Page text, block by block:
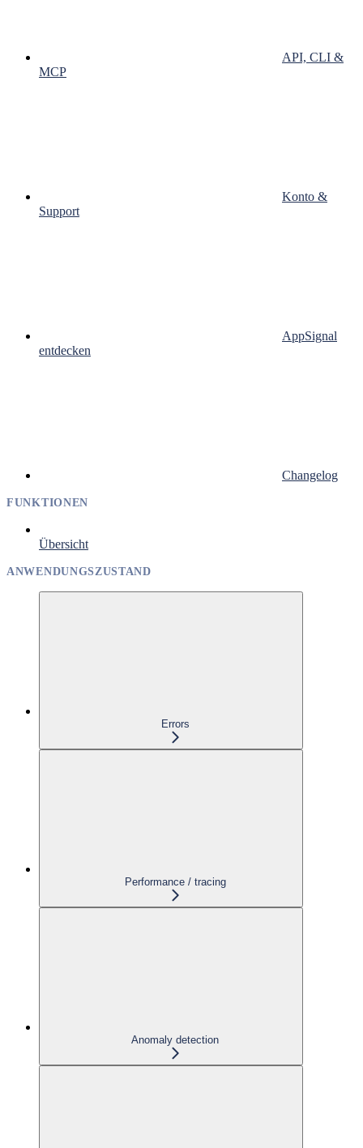
API, CLI &
MCP
Konto &
Support
AppSignal
entdecken
Changelog
FUNKTIONEN
Übersicht
ANWENDUNGSZUSTAND
Errors
Performance / tracing
Anomaly detection